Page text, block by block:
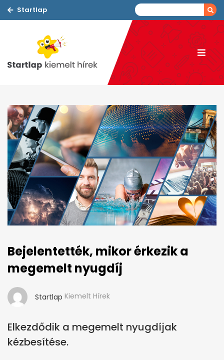
Startlap
Bejelentették, mikor érkezik a
megemelt nyugdíj
Startlap Kiemelt Hírek
Elkezdődik a megemelt nyugdíjak
kézbesítése.